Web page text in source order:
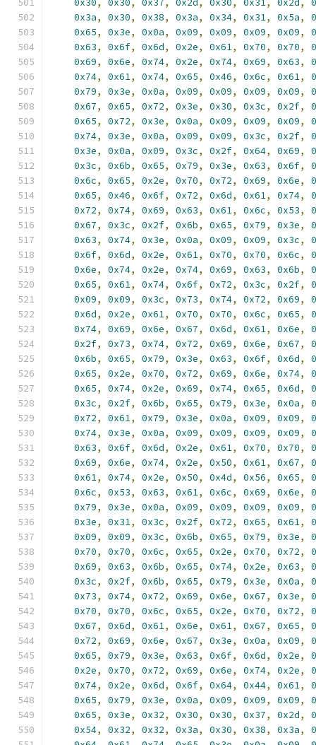
0x30, 0x30, 0x37, 0x2d , 0x30, 0x31, 0x2d ,
0x3a, 0x30, 0x38, 0x3a, 0x34, 0x31, 0x5a,
0x65, 0x3e, 0x0a, 0x09, 0x09, 0x09, 0x09,
0x63, 0x6f, 0x6d, 0x2e, 0x61, 0x70, 0x70,
0x69, 0x6e, 0x74, 0x2e, 0x74, 0x69, 0x63,
0x74, 0x61, 0x74, 0x65, 0x46, 0x6c, 0x61,
0x79, 0x3e, 0x0a, 0x09, 0x09, 0x09, 0x09,
0x67, 0x65, 0x72, 0x3e, 0x30, 0x3c, 0x2f,
0x65, 0x72, 0x3e, 0x0a, 0x09, 0x09, 0x09,
0x74, 0x3e, 0x0a, 0x09, 0x09, 0x3c, 0x2f,
0x3e, 0x0a, 0x09, 0x3c, 0x2f, 0x64, 0x69,
0x3c, 0x6b, 0x65, 0x79, 0x3e, 0x63, 0x6f,
0x6c, 0x65, 0x2e, 0x70, 0x72, 0x69, 0x6e,
0x65, 0x46, 0x6f, 0x72, 0x6d, 0x61, 0x74,
0x72, 0x74, 0x69, 0x63, 0x61, 0x6c, 0x53,
0x67, 0x3c, 0x2f, 0x6b, 0x65, 0x79, 0x3e,
0x63, 0x74, 0x3e, 0x0a, 0x09, 0x09, 0x3c,
0x6f, 0x6d, 0x2e, 0x61, 0x70, 0x70, 0x6c,
0x6e, 0x74, 0x2e, 0x74, 0x69, 0x63, 0x6b,
0x65, 0x61, 0x74, 0x6f, 0x72, 0x3c, 0x2f,
0x09, 0x09, 0x3c, 0x73, 0x74, 0x72, 0x69,
0x6d, 0x2e, 0x61, 0x70, 0x70, 0x6c, 0x65,
0x74, 0x69, 0x6e, 0x67, 0x6d, 0x61, 0x6e,
0x2f, 0x73, 0x74, 0x72, 0x69, 0x6e, 0x67,
0x6b, 0x65, 0x79, 0x3e, 0x63, 0x6f, 0x6d,
0x65, 0x2e, 0x70, 0x72, 0x69, 0x6e, 0x74,
0x65, 0x74, 0x2e, 0x69, 0x74, 0x65, 0x6d,
0x3c, 0x2f, 0x6b, 0x65, 0x79, 0x3e, 0x0a,
0x72, 0x61, 0x79, 0x3e, 0x0a, 0x09, 0x09,
0x74, 0x3e, 0x0a, 0x09, 0x09, 0x09, 0x09,
0x63, 0x6f, 0x6d, 0x2e, 0x61, 0x70, 0x70,
0x69, 0x6e, 0x74, 0x2e, 0x50, 0x61, 0x67,
0x61, 0x74, 0x2e, 0x50, 0x4d, 0x56, 0x65,
0x6c, 0x53, 0x63, 0x61, 0x6c, 0x69, 0x6e,
0x79, 0x3e, 0x0a, 0x09, 0x09, 0x09, 0x09,
0x3e, 0x31, 0x3c, 0x2f, 0x72, 0x65, 0x61,
0x09, 0x09, 0x3c, 0x6b, 0x65, 0x79, 0x3e,
0x70, 0x70, 0x6c, 0x65, 0x2e, 0x70, 0x72,
0x69, 0x63, 0x6b, 0x65, 0x74, 0x2e, 0x63,
0x3c, 0x2f, 0x6b, 0x65, 0x79, 0x3e, 0x0a,
0x73, 0x74, 0x72, 0x69, 0x6e, 0x67, 0x3e,
0x70, 0x70, 0x6c, 0x65, 0x2e, 0x70, 0x72,
0x67, 0x6d, 0x61, 0x6e, 0x61, 0x67, 0x65,
0x72, 0x69, 0x6e, 0x67, 0x3e, 0x0a, 0x09,
0x65, 0x79, 0x3e, 0x63, 0x6f, 0x6d, 0x2e,
0x2e, 0x70, 0x72, 0x69, 0x6e, 0x74, 0x2e,
0x74, 0x2e, 0x6d, 0x6f, 0x64, 0x44, 0x61,
0x65, 0x79, 0x3e, 0x0a, 0x09, 0x09, 0x09,
0x65, 0x3e, 0x32, 0x30, 0x30, 0x37, 0x2d,
0x54, 0x32, 0x32, 0x3a, 0x30, 0x38, 0x3a,